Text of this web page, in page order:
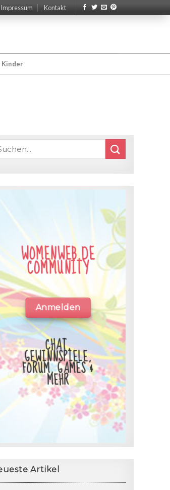
Impressum Kontakt
Kinder
WOMENWEB.DE
COMMUNITY
Anmelden
CHAT,
GEWINNSPIELE,
FORUM, GAMES &
MEHR
Artikel